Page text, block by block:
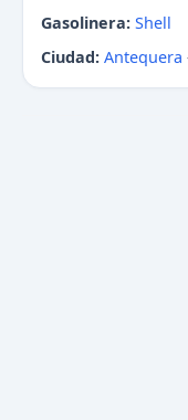
Gasolinera: Shell
Ciudad: Antequera